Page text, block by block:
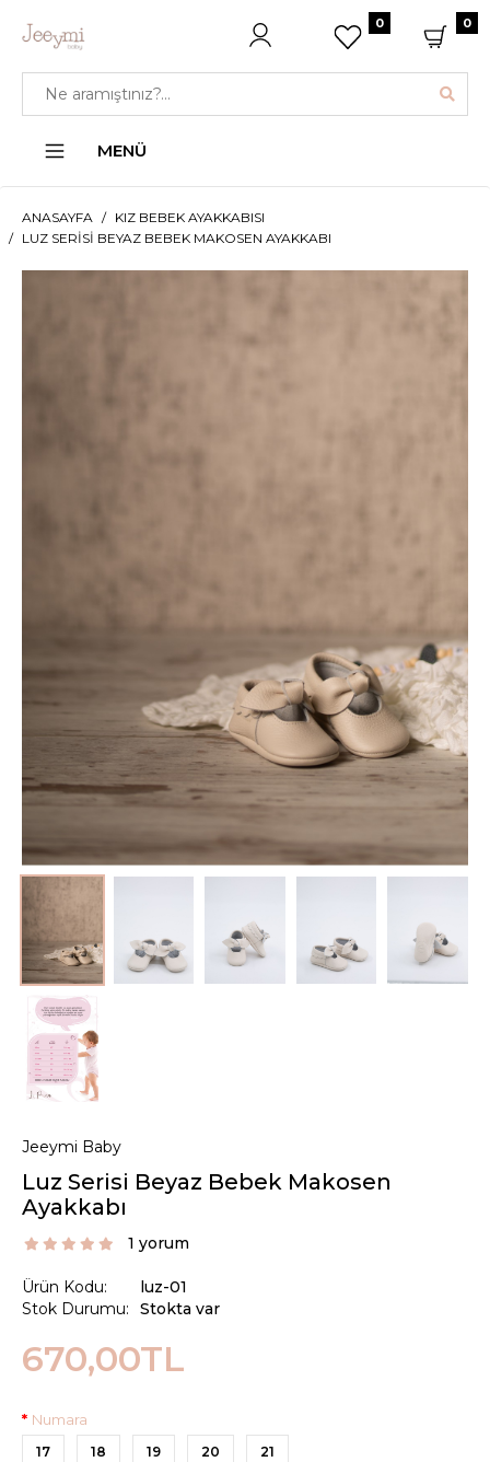
0 0
MENÜ
ANASAYFA
KIZ BEBEK AYAKKABISI
LUZ SERISI BEYAZ BEBEK MAKOSEN AYAKKABI
Jeeymi Baby
Luz Serisi Beyaz Bebek Makosen
Ayakkabı
1 yorum
Ürün Kodu:
Stok Durumu:
luz-01
Stokta var
670,00TL
Numara
17 18 19 20 21